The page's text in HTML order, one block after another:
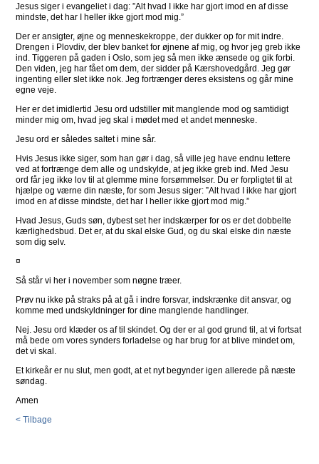
Jesus siger i evangeliet i dag: ”Alt hvad I ikke har gjort imod en af disse
mindste, det har I heller ikke gjort mod mig.”
Der er ansigter, øjne og menneskekroppe, der dukker op for mit indre.
Drengen i Plovdiv, der blev banket for øjnene af mig, og hvor jeg greb ikke
ind. Tiggeren på gaden i Oslo, som jeg så men ikke ænsede og gik forbi.
Den viden, jeg har fået om dem, der sidder på Kærshovedgård. Jeg gør
ingenting eller slet ikke nok. Jeg fortrænger deres eksistens og går mine
egne veje.
Her er det imidlertid Jesu ord udstiller mit manglende mod og samtidigt
minder mig om, hvad jeg skal i mødet med et andet menneske.
Jesu ord er således saltet i mine sår.
Hvis Jesus ikke siger, som han gør i dag, så ville jeg have endnu lettere
ved at fortrænge dem alle og undskylde, at jeg ikke greb ind. Med Jesu
ord får jeg ikke lov til at glemme mine forsømmelser. Du er forpligtet til at
hjælpe og værne din næste, for som Jesus siger: ”Alt hvad I ikke har gjort
imod en af disse mindste, det har I heller ikke gjort mod mig.”
Hvad Jesus, Guds søn, dybest set her indskærper for os er det dobbelte
kærlighedsbud. Det er, at du skal elske Gud, og du skal elske din næste
som dig selv.
¤
Så står vi her i november som nøgne træer.
Prøv nu ikke på straks på at gå i indre forsvar, indskrænke dit ansvar, og
komme med undskyldninger for dine manglende handlinger.
Nej. Jesu ord klæder os af til skindet. Og der er al god grund til, at vi fortsat
må bede om vores synders forladelse og har brug for at blive mindet om,
det vi skal.
Et kirkeår er nu slut, men godt, at et nyt begynder igen allerede på næste
søndag.
Amen
< Tilbage